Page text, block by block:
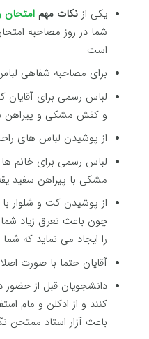
یکی از نکات مهم امتحان
شما در روز مصاحبه
است
برای مصاحبه شفاهی
لباس رسمی برای
و کفش مشکی و پیراهن
از پوشیدن لباس های
لباس رسمی برای خانم
مشکی با پیراهن سفید
از پوشیدن کت و شلوار
چون باعث تعرق زیاد
را ایجاد می نماید که
آقایان حتما با صورت
دانشجویان قبل از
کنند و از ادکلن و مام
باعث آزار استاد ممتحن